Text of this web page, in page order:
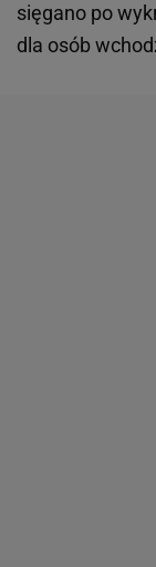
sięgano po
dla osób